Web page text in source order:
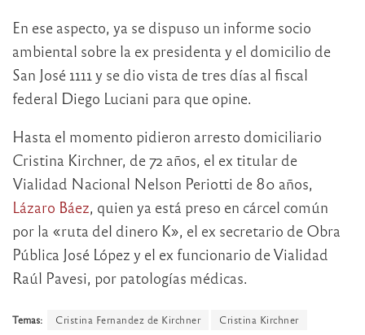
En ese aspecto, ya se dispuso un informe socio
ambiental sobre la ex presidenta y el domicilio de
San José 1111 y se dio vista de tres días al fiscal
federal Diego Luciani para que opine.
Hasta el momento pidieron arresto domiciliario
Cristina Kirchner, de 72 años, el ex titular de
Vialidad Nacional Nelson Periotti de 80 años,
Lázaro Báez, quien ya está preso en cárcel común
por la «ruta del dinero K», el ex secretario de Obra
Pública José López y el ex funcionario de Vialidad
Raúl Pavesi, por patologías médicas.
Temas: Cristina Fernandez de Kirchner
Cristina Kirchner